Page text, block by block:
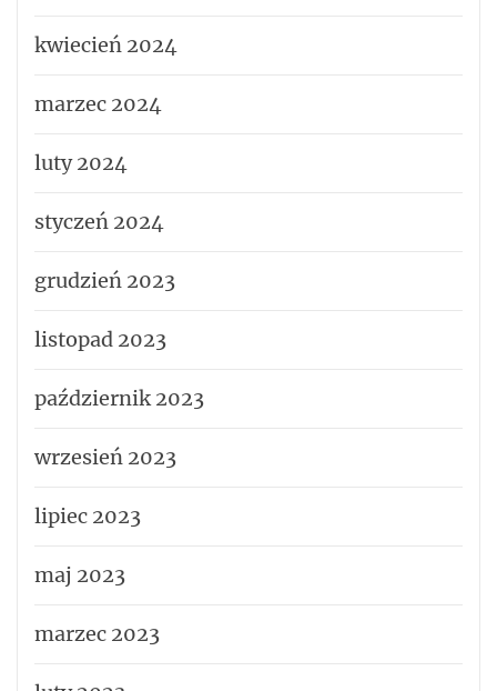
kwiecień 2024
marzec 2024
luty 2024
styczeń 2024
grudzień 2023
listopad 2023
październik 2023
wrzesień 2023
lipiec 2023
maj 2023
marzec 2023